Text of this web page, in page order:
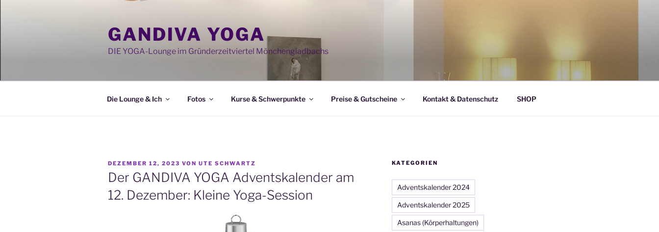
GANDIVA YOGA
DIE YOGA-Lounge im Gründerzeitviertel Mönchengladbachs
Die Lounge & Ich Fotos Kurse & Schwerpunkte Preise & Gutscheine Kontakt & Datenschutz SHOP
VERÖFFENTLICHT
AM
DEZEMBER 12, 2023 VON UTE SCHWARTZ
Der GANDIVA YOGA Adventskalender am
12. Dezember: Kleine Yoga-Session
KATEGORIEN
Adventskalender 2024
Adventskalender 2025
Asanas (Körperhaltungen)